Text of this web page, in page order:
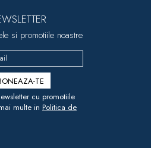
si promotiile noastre
cu promotiile
multe in Politica de